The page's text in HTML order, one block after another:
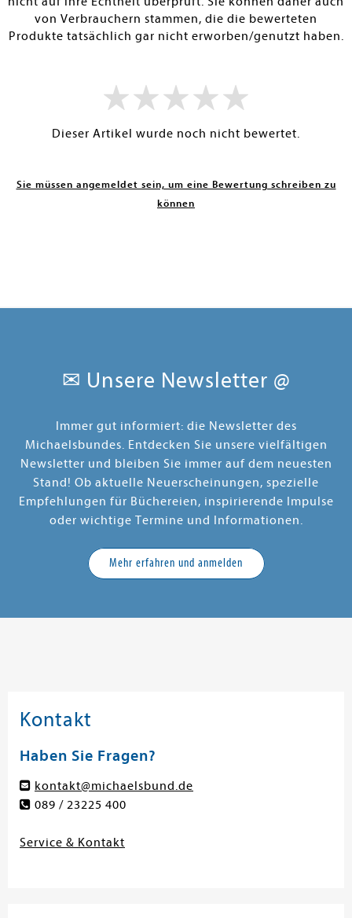
von Verbrauchern stammen, die die bewerteten
Produkte tatsächlich gar nicht erworben/genutzt haben.
Dieser Artikel wurde noch nicht bewertet.
Sie müssen angemeldet sein, um eine Bewertung schreiben zu
können
✉ Unsere Newsletter @
Immer gut informiert: die Newsletter des
Michaelsbundes. Entdecken Sie unsere vielfältigen
Newsletter und bleiben Sie immer auf dem neuesten
Stand! Ob aktuelle Neuerscheinungen, spezielle
Empfehlungen für Büchereien, inspirierende Impulse
oder wichtige Termine und Informationen.
Mehr erfahren und anmelden
Kontakt
Haben Sie Fragen?
kontakt@michaelsbund.de
089 / 23225 400
Service & Kontakt